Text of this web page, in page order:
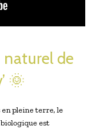
de
🌞
pleine terre, le
est